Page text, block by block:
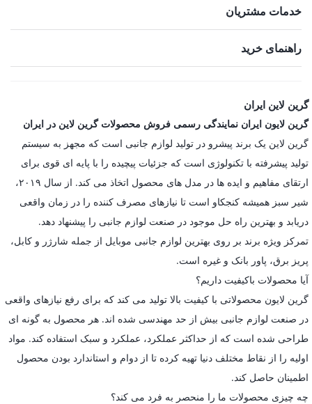
خدمات مشتریان
راهنمای خرید
گرین لاین ایران
گرین لایون ایران نمایندگی رسمی فروش محصولات گرین لاین در ایران
گرین لاین یک برند پیشرو در تولید لوازم جانبی است که مجهز به سیستم
تولید پیشرفته با تکنولوژی است که جزئیات پیچیده را با پایه ای قوی برای
ارتقای مفاهیم و ایده ها در مدل های محصول اتخاذ می کند. از سال ۲۰۱۹،
شیر سبز همیشه کنجکاو است تا نیازهای مصرف کننده را در زمان واقعی
دریابد و بهترین راه حل موجود در صنعت لوازم جانبی را پیشنهاد دهد.
تمرکز ویژه برند بر روی بهترین لوازم جانبی موبایل از جمله شارژر و کابل،
پریز برق، پاور بانک و غیره است.
آیا محصولات باکیفیت داریم؟
گرین لایون محصولاتی با کیفیت بالا تولید می کند که برای رفع نیازهای واقعی
در صنعت لوازم جانبی بیش از حد مهندسی شده اند. هر محصول به گونه ای
طراحی شده است که از حداکثر عملکرد، عملکرد و سبک استفاده کند. مواد
اولیه را از نقاط مختلف دنیا تهیه کرده تا از دوام و استاندارد بودن محصول
اطمینان حاصل کند.
چه چیزی محصولات ما را منحصر به فرد می کند؟